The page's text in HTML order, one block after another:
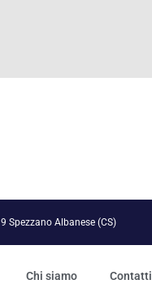
Spezzano Albanese (CS)
Chi siamo Contatti